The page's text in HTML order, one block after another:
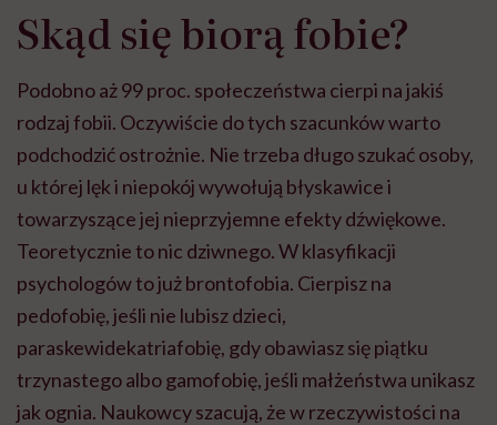
Skąd się biorą fobie?
Podobno aż 99 proc. społeczeństwa cierpi na jakiś
rodzaj fobii. Oczywiście do tych szacunków warto
podchodzić ostrożnie. Nie trzeba długo szukać osoby,
u której lęk i niepokój wywołują błyskawice i
towarzyszące jej nieprzyjemne efekty dźwiękowe.
Teoretycznie to nic dziwnego. W klasyfikacji
psychologów to już brontofobia. Cierpisz na
pedofobię, jeśli nie lubisz dzieci,
paraskewidekatriafobię, gdy obawiasz się piątku
trzynastego albo gamofobię, jeśli małżeństwa unikasz
jak ognia. Naukowcy szacują, że w rzeczywistości na